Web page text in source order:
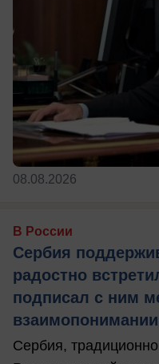
08.08.2026
В России
Сербия
радостно
подписал с ним
Сербия,